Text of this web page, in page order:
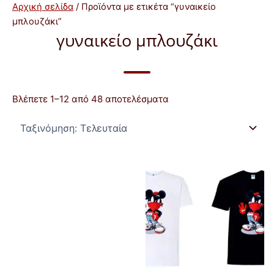
Αρχική σελίδα / Προϊόντα με ετικέτα “γυναικείο
μπλουζάκι”
γυναικείο μπλουζάκι
Βλέπετε 1–12 από 48 αποτελέσματα